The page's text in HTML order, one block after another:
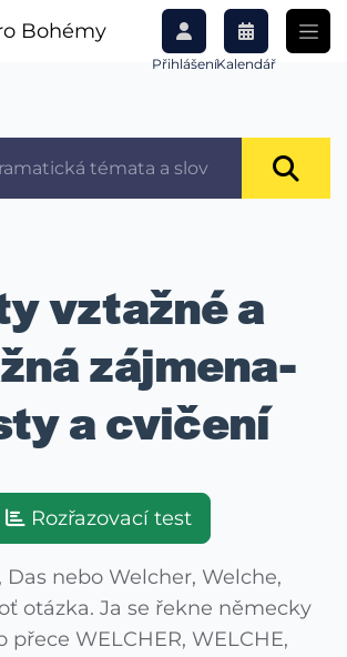
PřihlášeníKalendář
vztažné a
zájmena-
a cvičení
Rozřazovací test
Das nebo Welcher, Welche,
otázka. Ja se řekne německy
přece WELCHER, WELCHE,